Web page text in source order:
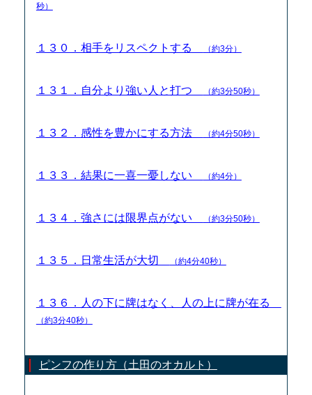
秒）
１３０．相手をリスペクトする （約3分）
１３１．自分より強い人と打つ （約3分50秒）
１３２．感性を豊かにする方法 （約4分50秒）
１３３．結果に一喜一憂しない （約4分）
１３４．強さには限界点がない （約3分50秒）
１３５．日常生活が大切 （約4分40秒）
１３６．人の下に牌はなく、人の上に牌が在る
（約3分40秒）
ピンフの作り方（土田のオカルト）